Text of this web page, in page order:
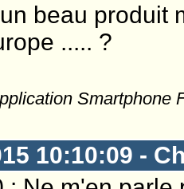
beau produit
..... ?
Smartphone
10:10:09 -